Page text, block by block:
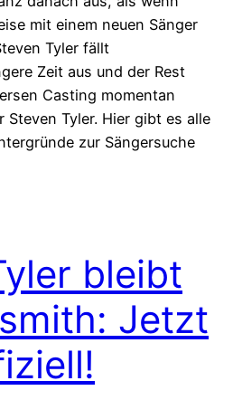
mit einem neuen Sänger
Tyler fällt
Zeit aus und der Rest
Casting momentan
Steven Tyler. Hier gibt es alle
zur Sängersuche
bleibt
Jetzt